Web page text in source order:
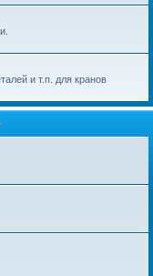
и т.п. для кранов